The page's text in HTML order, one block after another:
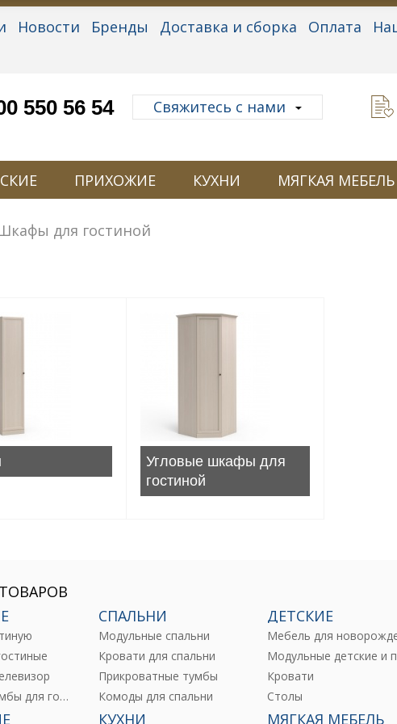
Новости Бренды Доставка и сборка Оплата
550 56 54 Свяжитесь с нами
ПРИХОЖИЕ КУХНИ МЯГКАЯ МЕБЕЛЬ
для гостиной
Угловые шкафы для
гостиной
Комоды и тумбы для гостиных
СПАЛЬНИ
Модульные спальни
Кровати для спальни
Прикроватные тумбы
Комоды для спальни
ДЕТСКИЕ
Кровати
Столы
КУХНИ МЯГКАЯ МЕБЕЛЬ